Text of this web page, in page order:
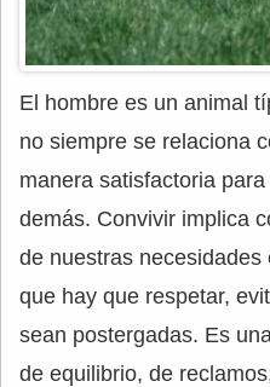
El hombre es un animal
no siempre se relaciona
manera satisfactoria
demás. Convivir implica
de nuestras
que hay que respetar,
sean postergadas. Es
de equilibrio, de